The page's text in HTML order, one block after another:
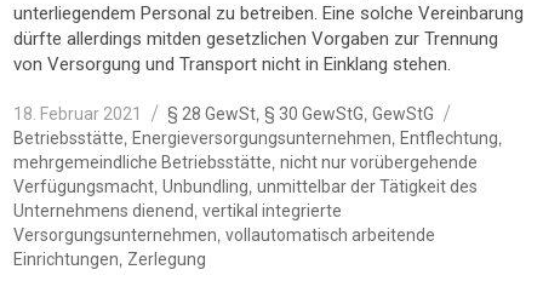
unterliegendem Personal zu betreiben. Eine solche Vereinbarung
dürfte allerdings mitden gesetzlichen Vorgaben zur Trennung
von Versorgung und Transport nicht in Einklang stehen.
Veröffentlicht
am
18. Februar 2021 Kategorien
§ 28 GewSt,§ 30 GewStG,GewStG
Betriebsstätte,Energieversorgungsunternehmen,Entflechtung,
mehrgemeindliche Betriebsstätte,nicht nur vorübergehende
Verfügungsmacht,Unbundling,unmittelbar der Tätigkeit des
Unternehmens dienend,vertikal integrierte
Versorgungsunternehmen,vollautomatisch arbeitende
Einrichtungen, Zerlegung